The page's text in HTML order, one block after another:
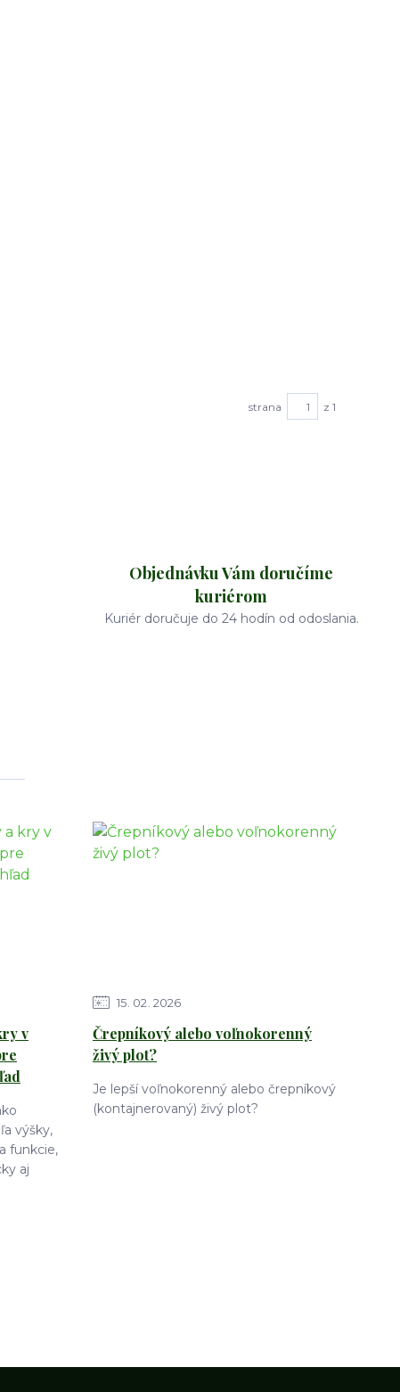
strana z 1
Objednávku Vám doručíme
kuriérom
Kuriér doručuje do 24 hodín od odoslania.
v
výšky,
funkcie,
aj
15 02 2026
Črepníkový alebo voľnokorenný
živý plot?
Je lepší voľnokorenný alebo črepníkový
(kontajnerovaný) živý plot?